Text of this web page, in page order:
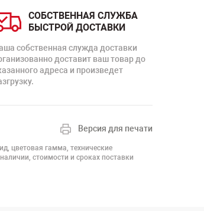
СОБСТВЕННАЯ СЛУЖБА
БЫСТРОЙ ДОСТАВКИ
собственная служда доставки
доставит ваш товар до
адреса и произведет
Версия для печати
цветовая гамма, технические
стоимости и сроках поставки